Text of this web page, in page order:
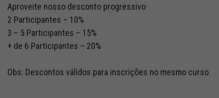
Aproveite nosso desconto progressivo
2 Participantes – 10%
3 – 5 Participantes – 15%
+ de 6 Participantes – 20%
Obs: Descontos válidos para inscrições no mesmo curso.